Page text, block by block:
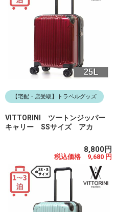
【宅配・店受取】トラベルグッズ
VITTORINI ツートンジッパー
キャリー SSサイズ アカ
8,800円
税込価格 9,680 円